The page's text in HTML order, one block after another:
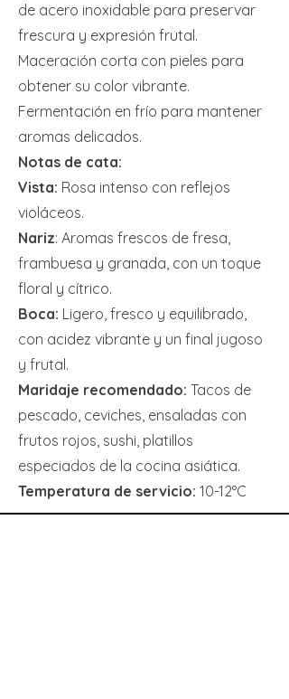
de acero inoxidable para preservar
frescura y expresión frutal.
Maceración corta con pieles para
obtener su color vibrante.
Fermentación en frío para mantener
aromas delicados.
Notas de cata:
Vista: Rosa intenso con reflejos
violáceos.
Nariz: Aromas frescos de fresa,
frambuesa y granada, con un toque
floral y cítrico.
Boca: Ligero, fresco y equilibrado,
con acidez vibrante y un final jugoso
y frutal.
Maridaje recomendado: Tacos de
pescado, ceviches, ensaladas con
frutos rojos, sushi, platillos
especiados de la cocina asiática.
Temperatura de servicio: 10-12°C